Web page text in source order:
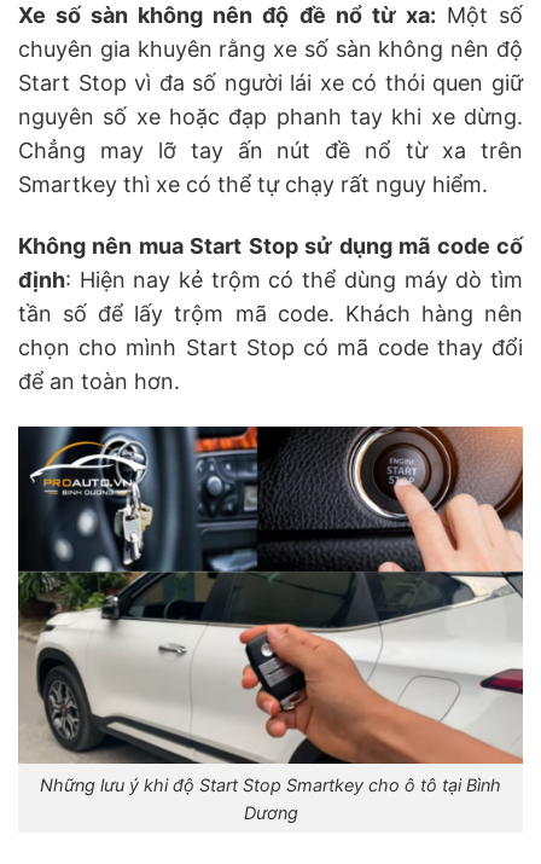
Xe số sàn không nên độ đề nổ từ xa: Một số
chuyên gia khuyên rằng xe số sàn không nên độ
Start Stop vì đa số người lái xe có thói quen giữ
nguyên số xe hoặc đạp phanh tay khi xe dừng.
Chẳng may lỡ tay ấn nút đề nổ từ xa trên
Smartkey thì xe có thể tự chạy rất nguy hiểm.
Không nên mua Start Stop sử dụng mã code cố
định: Hiện nay kẻ trộm có thể dùng máy dò tìm
tần số để lấy trộm mã code. Khách hàng nên
chọn cho mình Start Stop có mã code thay đổi
để an toàn hơn.
Những lưu ý khi độ Start Stop Smartkey cho ô tô tại Bình
Dương